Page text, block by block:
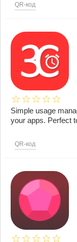
QR-код
Simple usage
your apps. Perfect
QR-код